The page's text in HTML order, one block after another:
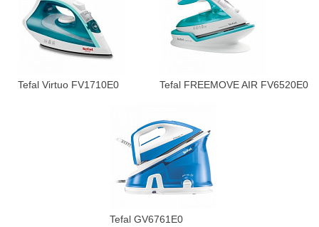
Tefal Virtuo FV1710E0 Tefal FREEMOVE AIR FV6520E0
Tefal GV6761E0